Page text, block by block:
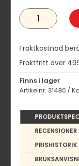
MED
2-
KOMP.HANDTAG
DELAR
MÄNGD
Fraktkostnad
Fraktfritt över
Finns i lager
Artikelnr: 31480
PRISHISTORIK